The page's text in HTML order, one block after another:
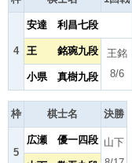
4
安達 利昌七段
王 銘琬九段
王銘
8/6
小県 真樹九段
枠 棋士名 決勝
5
広瀬 優一四段 山下